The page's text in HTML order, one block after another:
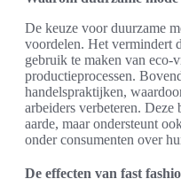
De keuze voor duurzame
voordelen. Het vermindert
gebruik te maken van eco-
productieprocessen.
handelspraktijken,
arbeiders verbeteren. Deze
aarde, maar ondersteunt
onder consumenten over
De effecten van fast